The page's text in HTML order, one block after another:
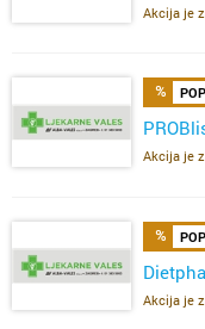
Akcija je
Akcija je
Akcija je